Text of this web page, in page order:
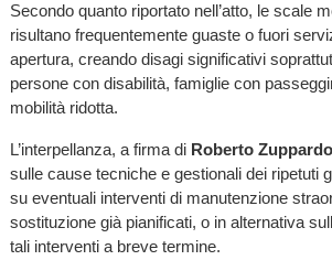
Secondo quanto riportato nell’atto, le scale
risultano frequentemente guaste o fuori
apertura, creando disagi significativi
persone con disabilità, famiglie con
mobilità ridotta.
L’interpellanza, a firma di Roberto Zuppardo
sulle cause tecniche e gestionali dei ripetuti
su eventuali interventi di manutenzione
sostituzione già pianificati, o in alternativa
tali interventi a breve termine.